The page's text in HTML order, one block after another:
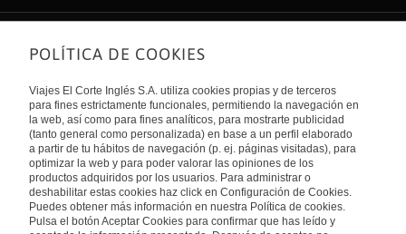
Sobre nosotros
Quiénes somos
Financiación
Sostenibilidad
Turismo accesible
Tarjeta El Corte Inglés
Trabaja con nosotros
El Corte Inglés
Canal Ético
Enlaces de interés
Guías de viaje
Catálogos
Auto check-in
Condiciones Generales
Política de privacidad
Política de cookies
Accesibilidad
Internacional
España
POLÍTICA DE COOKIES
Viajes El Corte Inglés S.A. utiliza cookies propias y de terceros
para fines estrictamente funcionales, permitiendo la navegación en
la web, así como para fines analíticos, para mostrarte publicidad
(tanto general como personalizada) en base a un perfil elaborado
a partir de tu hábitos de navegación (p. ej. páginas visitadas), para
optimizar la web y para poder valorar las opiniones de los
productos adquiridos por los usuarios. Para administrar o
deshabilitar estas cookies haz click en Configuración de Cookies.
Puedes obtener más información en nuestra Política de cookies.
Pulsa el botón Aceptar Cookies para confirmar que has leído y